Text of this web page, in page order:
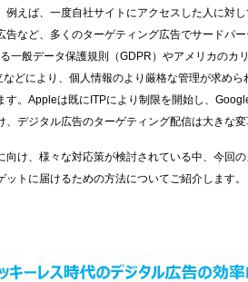
例えば、一度自社サイトにアクセスした人に対
告など、多くのターゲティング広告でサードパ
一般データ保護規則（GDPR）やアメリカのカ
どにより、個人情報のより厳格な管理が求め
す。Appleは既にITPにより制限を開始し、
デジタル広告のターゲティング配信は大きな変
向け、様々な対応策が検討されている中、今回
トに届けるための方法についてご紹介します。